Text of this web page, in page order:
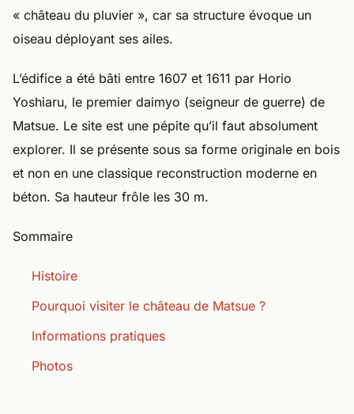
« château du pluvier », car sa structure évoque un
oiseau déployant ses ailes.
L’édifice a été bâti entre 1607 et 1611 par Horio
Yoshiaru, le premier daimyo (seigneur de guerre) de
Matsue. Le site est une pépite qu’il faut absolument
explorer. Il se présente sous sa forme originale en bois
et non en une classique reconstruction moderne en
béton. Sa hauteur frôle les 30 m.
Sommaire
Histoire
Pourquoi visiter le château de Matsue ?
Informations pratiques
Photos